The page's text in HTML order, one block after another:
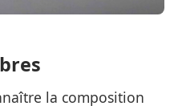
la composition